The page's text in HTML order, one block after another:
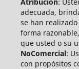
adecuada,
se han
forma
que usted o su
NoComercial:
con propósitos